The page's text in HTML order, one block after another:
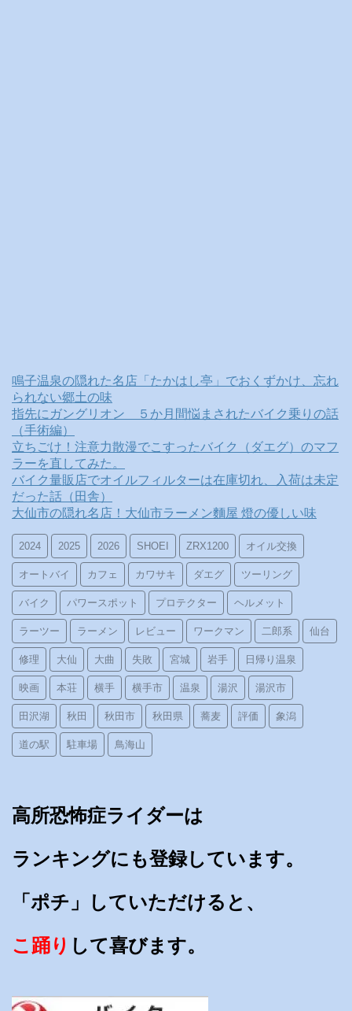
鳴子温泉の隠れた名店「たかはし亭」でおくずかけ、忘れ
られない郷土の味
指先にガングリオン ５か月間悩まされたバイク乗りの話
（手術編）
立ちごけ！注意力散漫でこすったバイク（ダエグ）のマフ
ラーを直してみた。
バイク量販店でオイルフィルターは在庫切れ、入荷は未定
だった話（田舎）
大仙市の隠れ名店！大仙市ラーメン麵屋 燈の優しい味
2024 2025 2026 SHOEI ZRX1200 オイル交換
オートバイ カフェ カワサキ ダエグ ツーリング
バイク パワースポット プロテクター ヘルメット
ラーツー ラーメン レビュー ワークマン 二郎系 仙台
修理 大仙 大曲 失敗 宮城 岩手 日帰り温泉
映画 本荘 横手 横手市 温泉 湯沢 湯沢市
田沢湖 秋田 秋田市 秋田県 蕎麦 評価 象潟
道の駅 駐車場 鳥海山
高所恐怖症ライダーは
ランキングにも登録しています。
「ポチ」していただけると、
こ踊り して喜びます。